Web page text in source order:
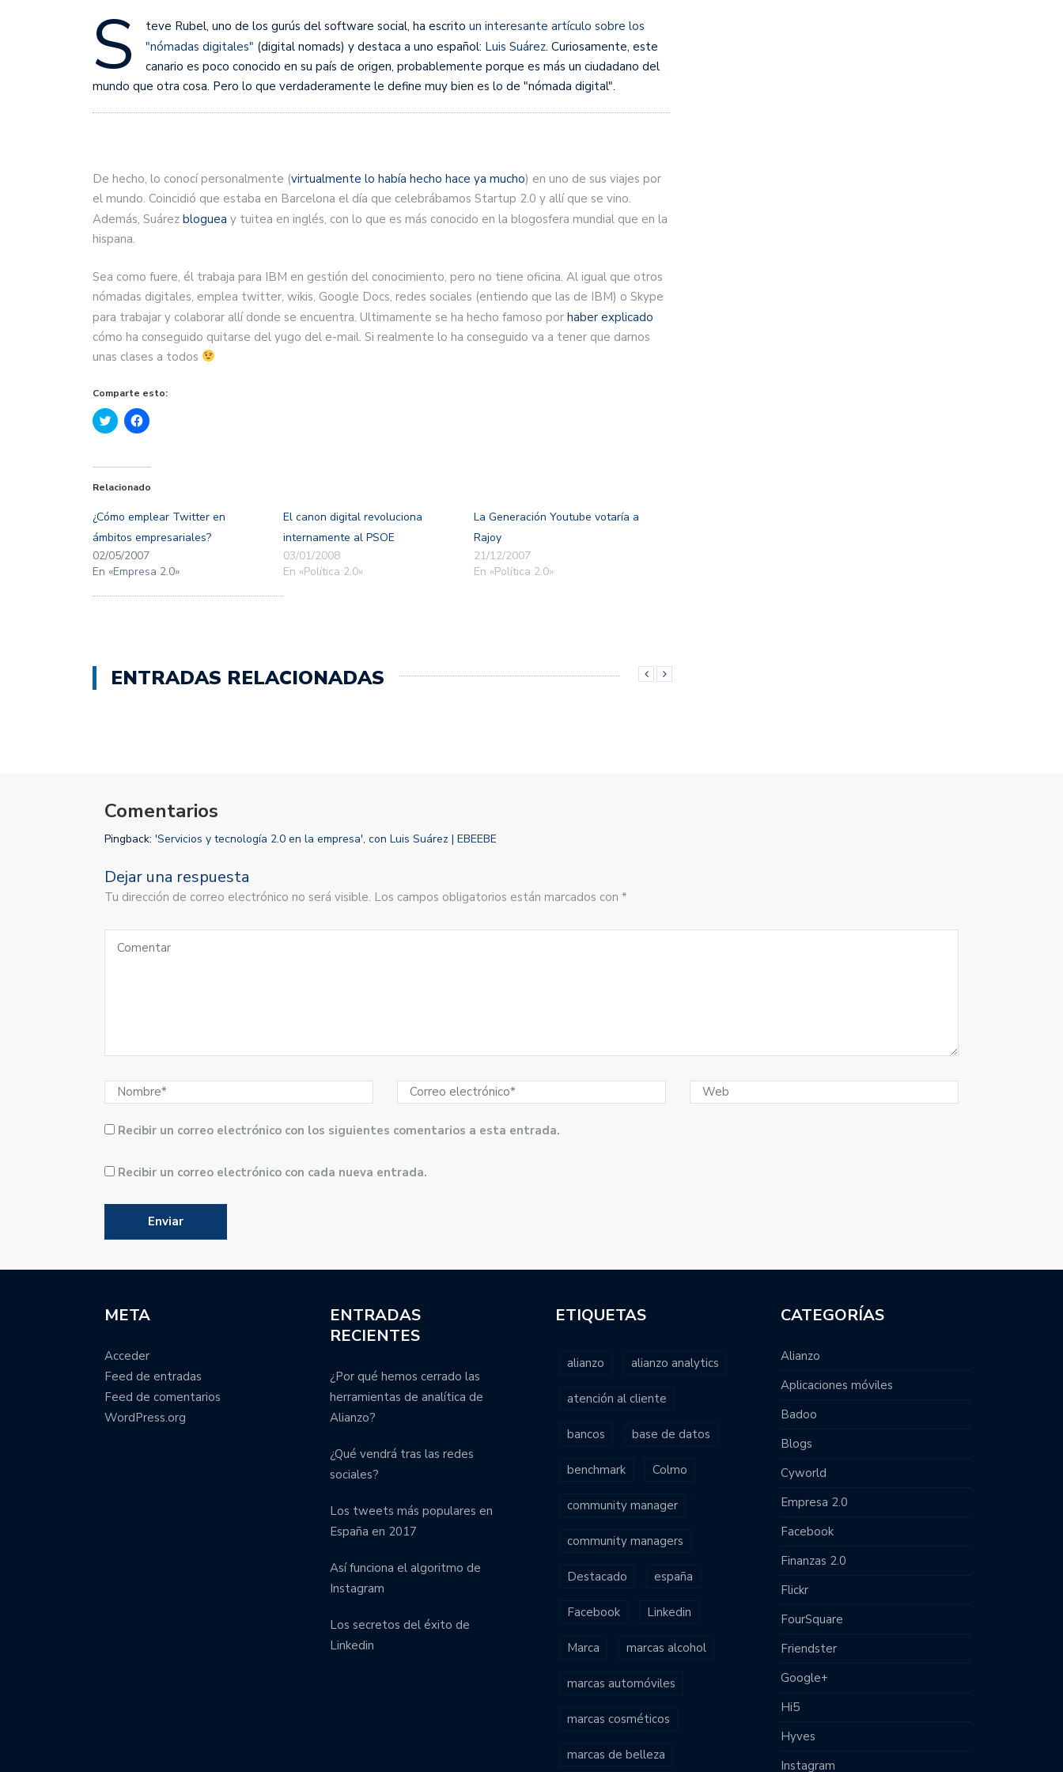
S teve Rubel, uno de los gurús del software social, ha escrito un interesante artículo sobre los
"nómadas digitales" (digital nomads) y destaca a uno español: Luis Suárez. Curiosamente, este
canario es poco conocido en su país de origen, probablemente porque es más un ciudadano del
mundo que otra cosa. Pero lo que verdaderamente le define muy bien es lo de "nómada digital".
De hecho, lo conocí personalmente (virtualmente lo había hecho hace ya mucho) en uno de sus viajes por
el mundo. Coincidió que estaba en Barcelona el día que celebrábamos Startup 2.0 y allí que se vino.
Además, Suárez bloguea y tuitea en inglés, con lo que es más conocido en la blogosfera mundial que en la
hispana.
Sea como fuere, él trabaja para IBM en gestión del conocimiento, pero no tiene oficina. Al igual que otros
nómadas digitales, emplea twitter, wikis, Google Docs, redes sociales (entiendo que las de IBM) o Skype
para trabajar y colaborar allí donde se encuentra. Ultimamente se ha hecho famoso por haber explicado
cómo ha conseguido quitarse del yugo del e-mail. Si realmente lo ha conseguido va a tener que darnos
unas clases a todos
Comparte esto:
Haz
clic
Twitter
abre
ventana
nueva)
Haz
clic
Facebook
abre
una
ventana
nueva)
Relacionado
¿Cómo emplear Twitter en
ámbitos empresariales?
02/05/2007
En «Empresa 2.0»
El canon digital revoluciona
internamente al PSOE
03/01/2008
En «Política 2.0»
La Generación Youtube votaría a
Rajoy
21/12/2007
En «Política 2.0»
ENTRADAS RELACIONADAS
Comentarios
Pingback: 'Servicios y tecnologí­a 2.0 en la empresa', con Luis Suárez | EBEEBE
Dejar una respuesta
Tu dirección de correo electrónico no será visible. Los campos obligatorios están marcados con *
Recibir un correo electrónico con los siguientes comentarios a esta entrada.
Recibir un correo electrónico con cada nueva entrada.
META
Acceder
Feed de entradas
Feed de comentarios
WordPress.org
ENTRADAS
RECIENTES
¿Por qué hemos cerrado las
herramientas de analítica de
Alianzo?
¿Qué vendrá tras las redes
sociales?
Los tweets más populares en
España en 2017
Así funciona el algoritmo de
Instagram
Los secretos del éxito de
Linkedin
ETIQUETAS
alianzo alianzo analytics
atención al cliente
bancos base de datos
benchmark Colmo
community manager
community managers
Destacado españa
Facebook Linkedin
Marca marcas alcohol
marcas automóviles
marcas cosméticos
marcas de belleza
CATEGORÍAS
Alianzo
Aplicaciones móviles
Badoo
Blogs
Cyworld
Empresa 2.0
Facebook
Finanzas 2.0
Flickr
FourSquare
Friendster
Google+
Hi5
Hyves
Instagram